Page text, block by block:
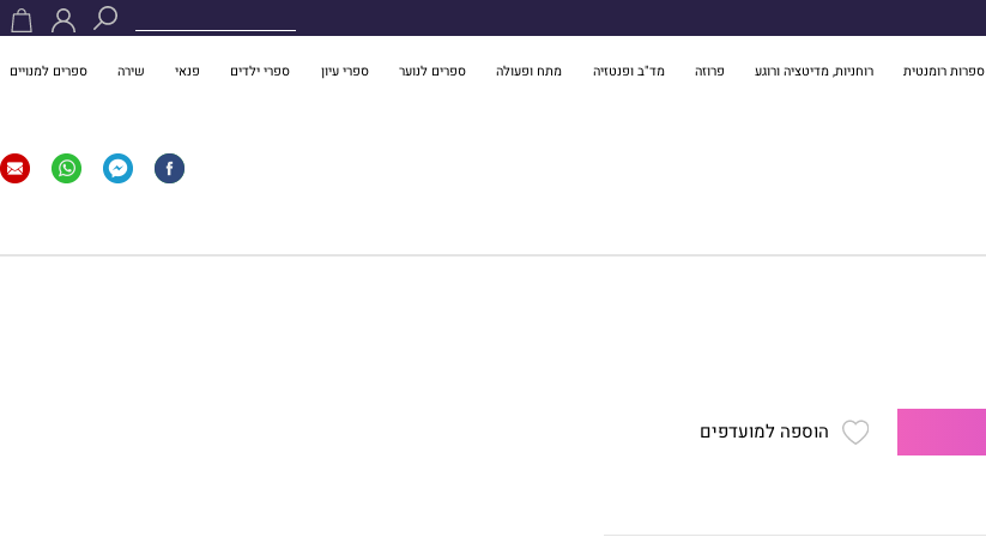
ספרות רומנטית רוחניות, מדיטציה ורוגע פרוזה מד"ב ופנטזיה מתח ופעולה ספרים לנוער ספרי עיון ספרי ילדים פנאי שירה ספרים למנויים
הוספה למועדפים